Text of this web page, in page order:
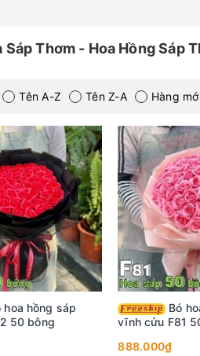
Sáp Thơm - Hoa Hồng Sáp
Tên A-Z Tên Z-A Hàng
50 bông
vĩnh cửu F81
888.000₫